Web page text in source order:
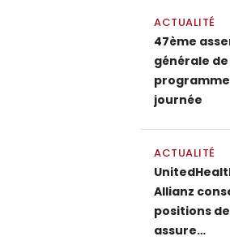
ACTUALITÉ
47ème
générale de
journée
ACTUALITÉ
Allianz
positions
assure…